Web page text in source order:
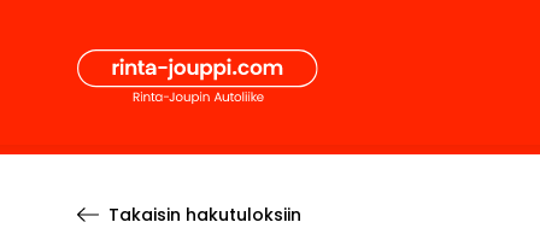
sisältöön
Takaisin hakutuloksiin